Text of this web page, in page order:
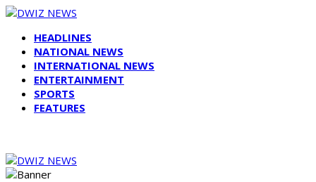
HEADLINES
NATIONAL NEWS
INTERNATIONAL NEWS
ENTERTAINMENT
SPORTS
FEATURES